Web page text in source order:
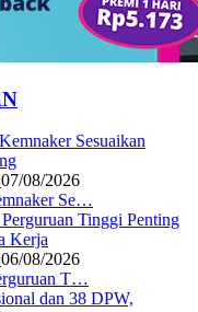
07/08/2026
Se…
06/08/2026
T…